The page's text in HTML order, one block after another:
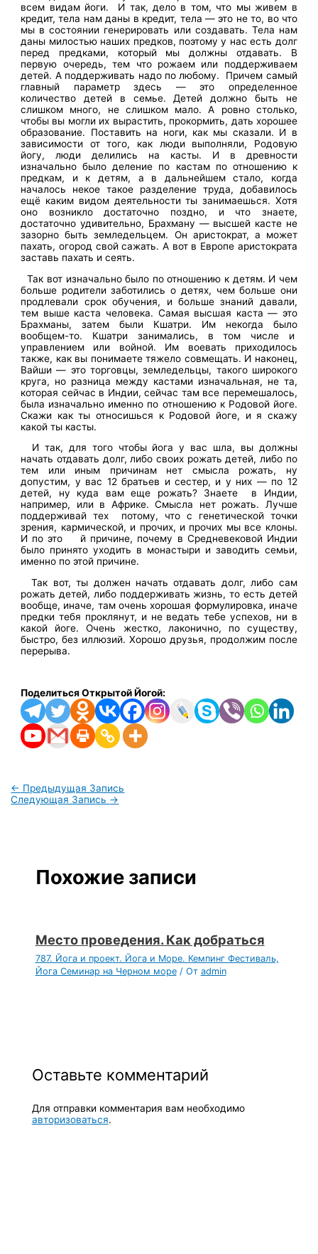
всем видам йоги. И так, дело в том, что мы живем в
кредит, тела нам даны в кредит, тела — это не то, во что
мы в состоянии генерировать или создавать. Тела нам
даны милостью наших предков, поэтому у нас есть долг
перед предками, который мы должны отдавать. В
первую очередь, тем что рожаем или поддерживаем
детей. А поддерживать надо по любому. Причем самый
главный параметр здесь — это определенное
количество детей в семье. Детей должно быть не
слишком много, не слишком мало. А ровно столько,
чтобы вы могли их вырастить, прокормить, дать хорошее
образование. Поставить на ноги, как мы сказали. И в
зависимости от того, как люди выполняли, Родовую
йогу, люди делились на касты. И в древности
изначально было деление по кастам по отношению к
предкам, и к детям, а в дальнейшем стало, когда
началось некое такое разделение труда, добавилось
ещё каким видом деятельности ты занимаешься. Хотя
оно возникло достаточно поздно, и что знаете,
достаточно удивительно, Брахману — высшей касте не
зазорно быть земледельцем. Он аристократ, а может
пахать, огород свой сажать. А вот в Европе аристократа
заставь пахать и сеять.
Так вот изначально было по отношению к детям. И чем
больше родители заботились о детях, чем больше они
продлевали срок обучения, и больше знаний давали,
тем выше каста человека. Самая высшая каста — это
Брахманы, затем были Кшатри. Им некогда было
вообщем-то. Кшатри занимались, в том числе и
управлением или войной. Им воевать приходилось
также, как вы понимаете тяжело совмещать. И наконец,
Вайши — это торговцы, земледельцы, такого широкого
круга, но разница между кастами изначальная, не та,
которая сейчас в Индии, сейчас там все перемешалось,
была изначально именно по отношению к Родовой йоге.
Скажи как ты относишься к Родовой йоге, и я скажу
какой ты касты.
И так, для того чтобы йога у вас шла, вы должны
начать отдавать долг, либо своих рожать детей, либо по
тем или иным причинам нет смысла рожать, ну
допустим, у вас 12 братьев и сестер, и у них — по 12
детей, ну куда вам еще рожать? Знаете в Индии,
например, или в Африке. Смысла нет рожать. Лучше
поддерживай тех потому, что с генетической точки
зрения, кармической, и прочих, и прочих мы все клоны.
И по это
й причине, почему в Средневековой Индии
было принято уходить в монастыри и заводить семьи,
именно по этой причине.
Так вот, ты должен начать отдавать долг, либо сам
рожать детей, либо поддерживать жизнь, то есть детей
вообще, иначе, там очень хорошая формулировка, иначе
предки тебя проклянут, и не ведать тебе успехов, ни в
какой йоге. Очень жестко, лаконично, по существу,
быстро, без иллюзий. Хорошо друзья, продолжим после
перерыва.
Поделиться Открытой Йогой:
← Предыдущая Запись
Следующая Запись →
Похожие записи
Место проведения. Как добраться
787. Йога и проект. Йога и Море. Кемпинг Фестиваль,
Йога Семинар на Черном море/ От admin
Оставьте комментарий
Для отправки комментария вам необходимо
авторизоваться.